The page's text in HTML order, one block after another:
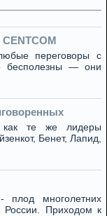
переговоры с
бесполезны — они
как те же лидеры
Бенет, Лапид,
плод многолетних
России. Приходом к